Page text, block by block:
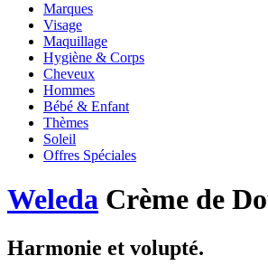
Marques
Visage
Maquillage
Hygiène & Corps
Cheveux
Hommes
Bébé & Enfant
Thèmes
Soleil
Offres Spéciales
Weleda Crème de
Harmonie et volupté.